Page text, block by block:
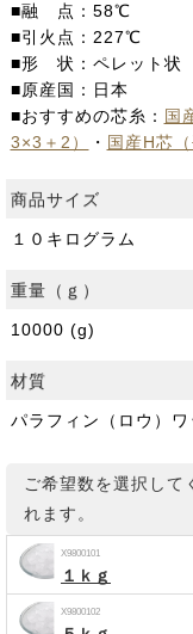
■融 点：58℃
■引火点：227℃
■形 状：ペレット状
■原産国：日本
■おすすめの芯糸： 国
3×3＋2）
・ 国産H芯
商品サイズ
１０キログラム
重量（ｇ）
10000 (g)
材質
パラフィン（ロウ）
ご希望数を選択し
れます。
X9800101
１ｋｇ
X9800102